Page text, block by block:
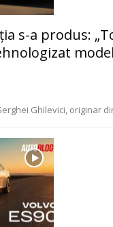
s-a produs:
Ghilevici, originar